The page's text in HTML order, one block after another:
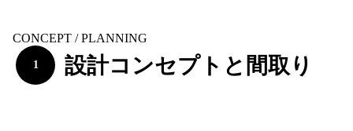
CONCEPT / PLANNING
1 設計コンセプトと間取り